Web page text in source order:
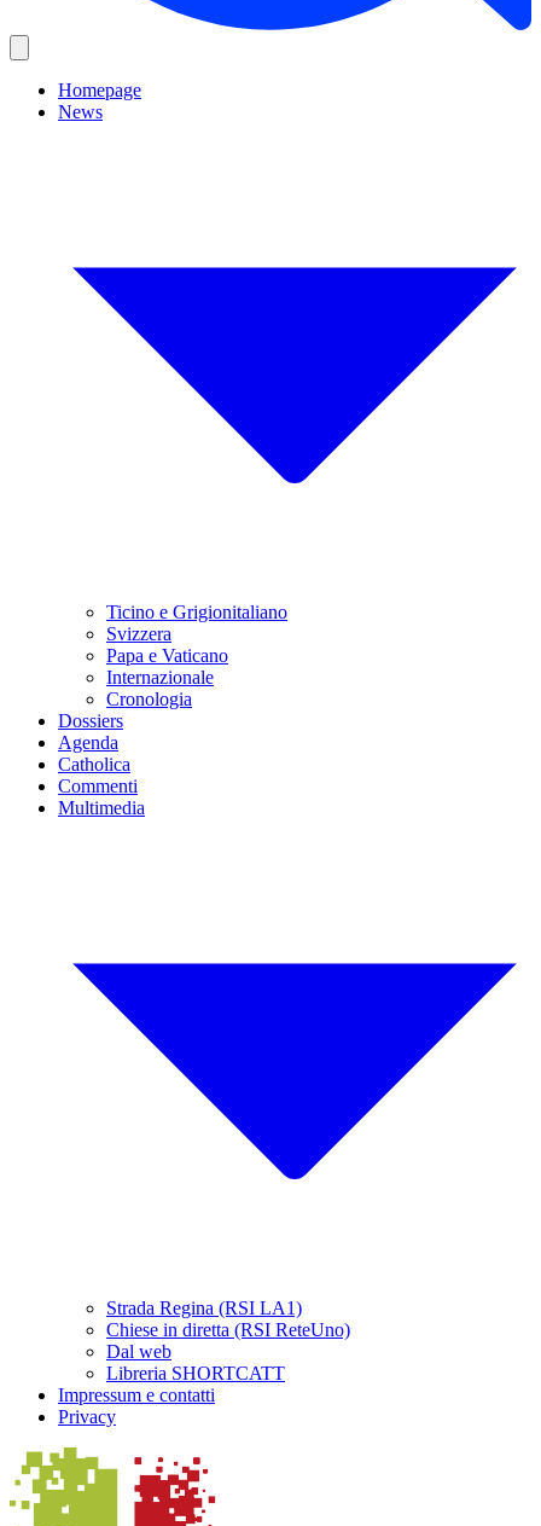
Homepage
News
Ticino e Grigionitaliano
Svizzera
Papa e Vaticano
Internazionale
Cronologia
Dossiers
Agenda
Catholica
Commenti
Multimedia
Strada Regina (RSI LA1)
Chiese in diretta (RSI ReteUno)
Dal web
Libreria SHORTCATT
Impressum e contatti
Privacy